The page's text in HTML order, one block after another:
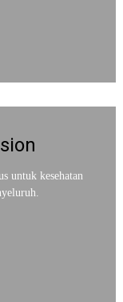
untuk kesehatan